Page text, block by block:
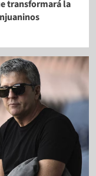
transformará la